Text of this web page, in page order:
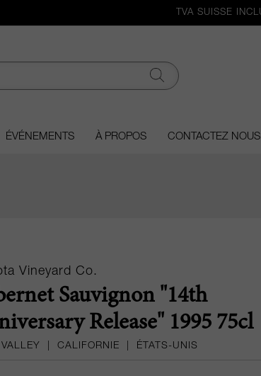
ÉVÉNEMENTS À PROPOS CONTACTEZ NOUS
Vineyard Co.
Sauvignon "14th
Release" 1995 75cl
CALIFORNIE ÉTATS-UNIS